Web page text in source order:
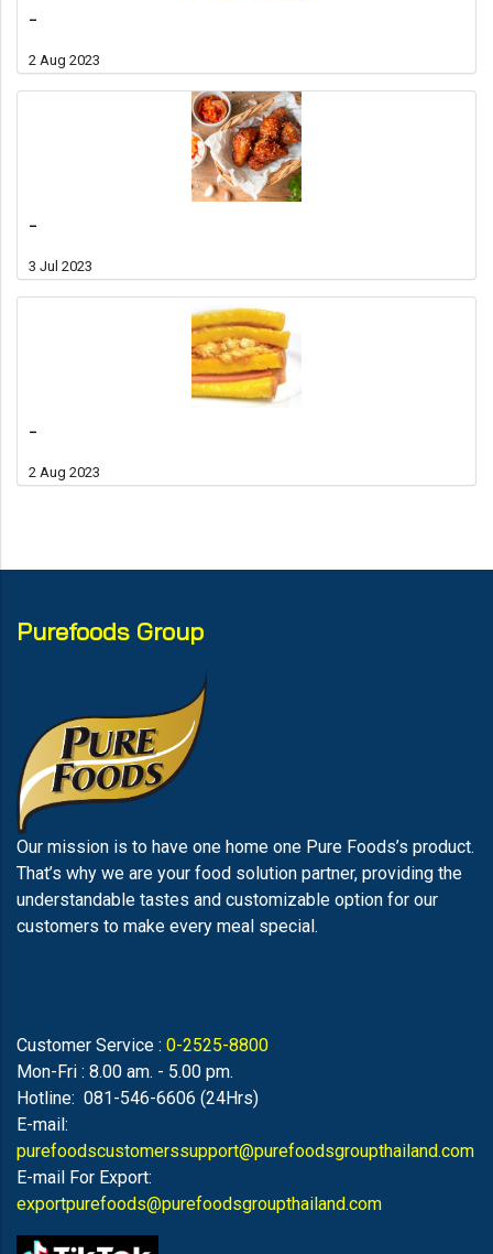
-
2 Aug 2023
-
3 Jul 2023
-
2 Aug 2023
Purefoods Group
Our mission is to have one home one Pure Foods’s product.
That’s why we are your food solution partner, providing the
understandable tastes and customizable option for our
customers to make every meal special.
Customer Service : 0-2525-8800
Mon-Fri : 8.00 am. - 5.00 pm.
Hotline: 081-546-6606 (24Hrs)
E-mail:
purefoodscustomerssupport@purefoodsgroupthailand.com
E-mail For Export:
exportpurefoods@purefoodsgroupthailand.com